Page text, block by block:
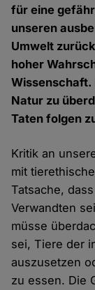
für eine
unseren
Umwelt
hoher
Wissenschaft.
Natur zu
Taten folgen
Kritik an
mit
Tatsache,
Verwandten
müsse
sei, Tiere der
auszusetzen
zu essen. Die